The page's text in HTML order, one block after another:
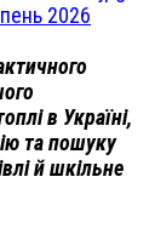
2026
в Україні,
та пошуку
й шкільне